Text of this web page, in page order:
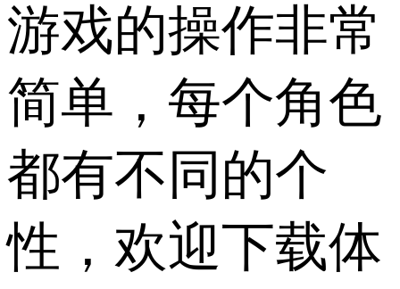
游戏的操作非常
简单，每个角色
都有不同的个
性，欢迎下载体